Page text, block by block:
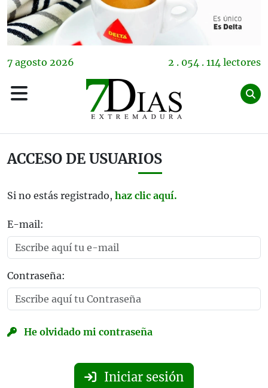
7 agosto 2026 2 . 054 . 114 lectores
ACCESO DE USUARIOS
Si no estás registrado, haz clic aquí.
E-mail:
Contraseña:
He olvidado mi contraseña
Iniciar sesión